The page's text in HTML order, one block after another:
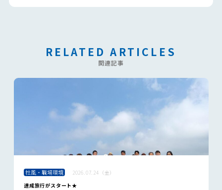
RELATED ARTICLES
関連記事
社風・職場環境
2026.07.24（金）
達成旅行がスタート★